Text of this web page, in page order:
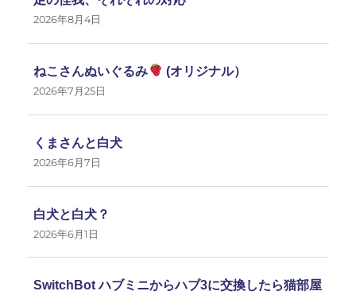
2026年8月4日
ねこさんぬいぐるみ (オリジナル）
2026年7月25日
くまさんと白犬
2026年6月7日
白犬と白犬？
2026年6月1日
SwitchBot ハブミニからハブ3に交換したら猫部屋